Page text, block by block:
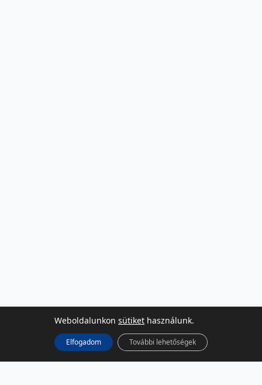
Weboldalunkon sütiket használunk.
Elfogadom További lehetőségek